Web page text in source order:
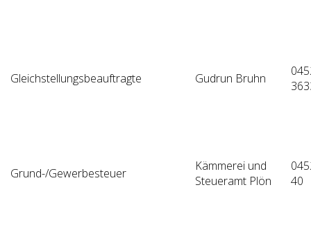
Gleichstellungsbeauftragte Gudrun Bruhn
Grund-/Gewerbesteuer
Kämmerei und
Steueramt Plön
40